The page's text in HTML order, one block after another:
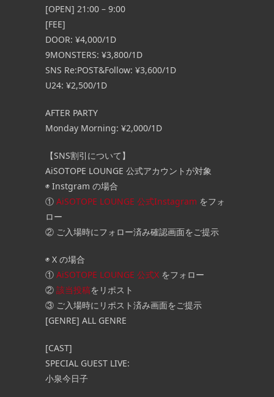
[OPEN] 21:00 – 9:00
[FEE]
DOOR: ¥4,000/1D
9MONSTERS: ¥3,800/1D
SNS Re:POST&Follow: ¥3,600/1D
U24: ¥2,500/1D
AFTER PARTY
Monday Morning: ¥2,000/1D
【SNS割引について】
AiSOTOPE LOUNGE 公式アカウントが対象
◉ Instgram の場合
① AiSOTOPE LOUNGE 公式Instagram をフォ
ロー
② ご入場時にフォロー済み確認画面をご提示
◉ X の場合
① AiSOTOPE LOUNGE 公式X をフォロー
② 該当投稿をリポスト
③ ご入場時にリポスト済み画面をご提示
[GENRE] ALL GENRE
[CAST]
SPECIAL GUEST LIVE:
小泉今日子